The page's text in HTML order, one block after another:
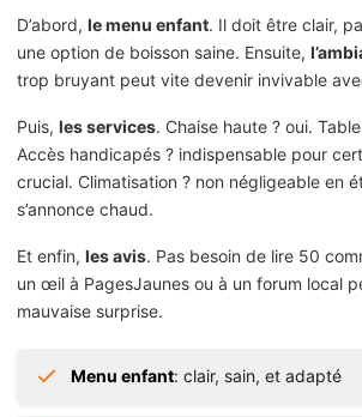
D’abord, le menu enfant. Il doit être clair,
une option de boisson saine. Ensuite,
trop bruyant peut vite devenir invivable
Puis, les services. Chaise haute ? oui.
Accès handicapés ? indispensable pour
crucial. Climatisation ? non négligeable en
s’annonce chaud.
Et enfin, les avis. Pas besoin de lire 50
un œil à PagesJaunes ou à un forum local
mauvaise surprise.
Menu enfant: clair, sain, et adapté